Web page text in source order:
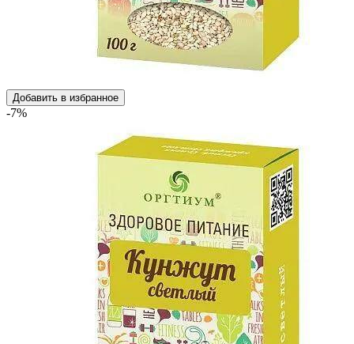
Добавить в избранное
-7%